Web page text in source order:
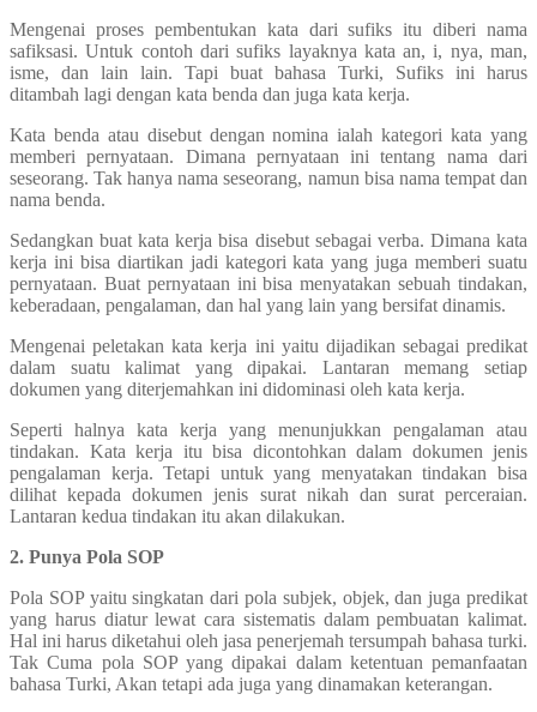
Mengenai proses pembentukan kata dari sufiks itu diberi nama
safiksasi. Untuk contoh dari sufiks layaknya kata an, i, nya, man,
isme, dan lain lain. Tapi buat bahasa Turki, Sufiks ini harus
ditambah lagi dengan kata benda dan juga kata kerja.
Kata benda atau disebut dengan nomina ialah kategori kata yang
memberi pernyataan. Dimana pernyataan ini tentang nama dari
seseorang. Tak hanya nama seseorang, namun bisa nama tempat dan
nama benda.
Sedangkan buat kata kerja bisa disebut sebagai verba. Dimana kata
kerja ini bisa diartikan jadi kategori kata yang juga memberi suatu
pernyataan. Buat pernyataan ini bisa menyatakan sebuah tindakan,
keberadaan, pengalaman, dan hal yang lain yang bersifat dinamis.
Mengenai peletakan kata kerja ini yaitu dijadikan sebagai predikat
dalam suatu kalimat yang dipakai. Lantaran memang setiap
dokumen yang diterjemahkan ini didominasi oleh kata kerja.
Seperti halnya kata kerja yang menunjukkan pengalaman atau
tindakan. Kata kerja itu bisa dicontohkan dalam dokumen jenis
pengalaman kerja. Tetapi untuk yang menyatakan tindakan bisa
dilihat kepada dokumen jenis surat nikah dan surat perceraian.
Lantaran kedua tindakan itu akan dilakukan.
2. Punya Pola SOP
Pola SOP yaitu singkatan dari pola subjek, objek, dan juga predikat
yang harus diatur lewat cara sistematis dalam pembuatan kalimat.
Hal ini harus diketahui oleh jasa penerjemah tersumpah bahasa turki.
Tak Cuma pola SOP yang dipakai dalam ketentuan pemanfaatan
bahasa Turki, Akan tetapi ada juga yang dinamakan keterangan.